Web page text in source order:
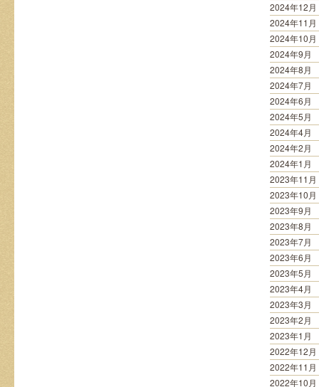
2024年12月
2024年11月
2024年10月
2024年9月
2024年8月
2024年7月
2024年6月
2024年5月
2024年4月
2024年2月
2024年1月
2023年11月
2023年10月
2023年9月
2023年8月
2023年7月
2023年6月
2023年5月
2023年4月
2023年3月
2023年2月
2023年1月
2022年12月
2022年11月
2022年10月